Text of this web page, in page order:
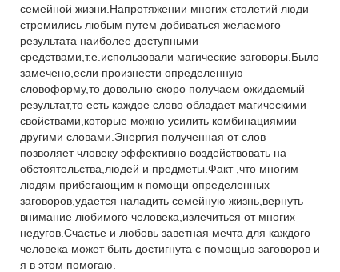
семейной жизни.Напротяжении многих столетий люди
стремились любым путем добиваться желаемого
результата наиболее доступными
средствами,т.е.использовали магические заговоры.Было
замечено,если произнести определенную
словоформу,то довольно скоро получаем ожидаемый
результат,то есть каждое слово обладает магическими
свойствами,которые можно усилить комбинациямии
другими словами.Энергия полученная от слов
позволяет чловеку эффективно воздействовать на
обстоятельства,людей и предметы.Факт ,что многим
людям прибегающим к помощи определенных
заговоров,удается наладить семейную жизнь,вернуть
внимание любимого человека,излечиться от многих
недугов.Счастье и любовь заветная мечта для каждого
человека может быть достигнута с помощью заговоров и
я в этом помогаю.